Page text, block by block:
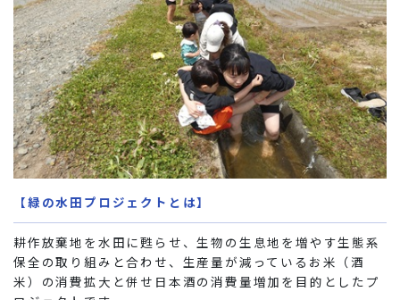
【緑の水田プロジェクトとは】
耕作放棄地を水田に甦らせ、生物の生息地を増やす生態系
保全の取り組みと合わせ、生産量が減っているお米（酒
米）の消費拡大と併せ日本酒の消費量増加を目的としたプ